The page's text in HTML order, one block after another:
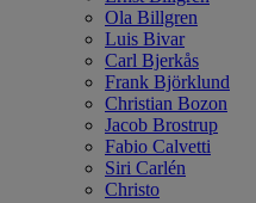
Ola Billgren
Luis Bivar
Carl Bjerkås
Frank Björklund
Christian Bozon
Jacob Brostrup
Fabio Calvetti
Siri Carlén
Christo